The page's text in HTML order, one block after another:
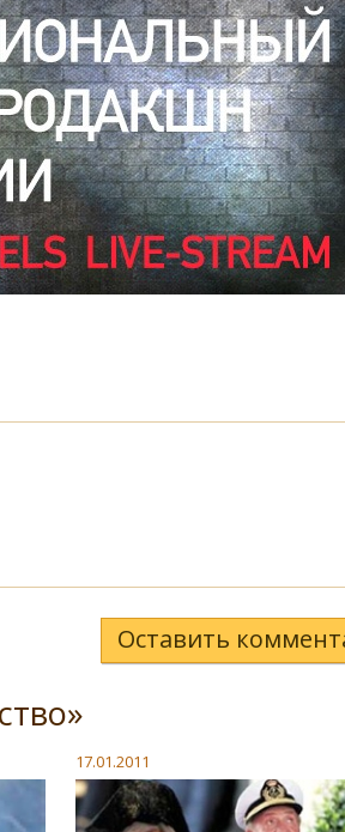
Оставить
17.01.2011